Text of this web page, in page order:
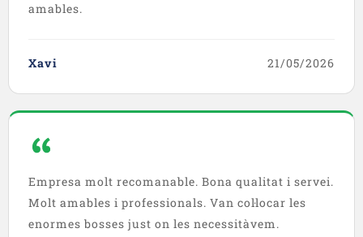
amables.
Xavi 21/05/2026
Empresa molt recomanable. Bona qualitat i servei.
Molt amables i professionals. Van col·locar les
enormes bosses just on les necessitàvem.